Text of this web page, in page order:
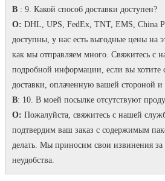
В: 9. Какой способ доставки доступен?
О: DHL, UPS, FedEx, TNT, EMS, China
доступны, у нас есть выгодные цены на
как мы отправляем много. Свяжитесь с
подробной информации, если вы хотите
доставки, оплаченную вашей стороной
В: 10. В моей посылке отсутствуют
О: Пожалуйста, свяжитесь с нашей
подтвердим ваш заказ с содержимым
делать. Мы приносим свои извинения за
неудобства.